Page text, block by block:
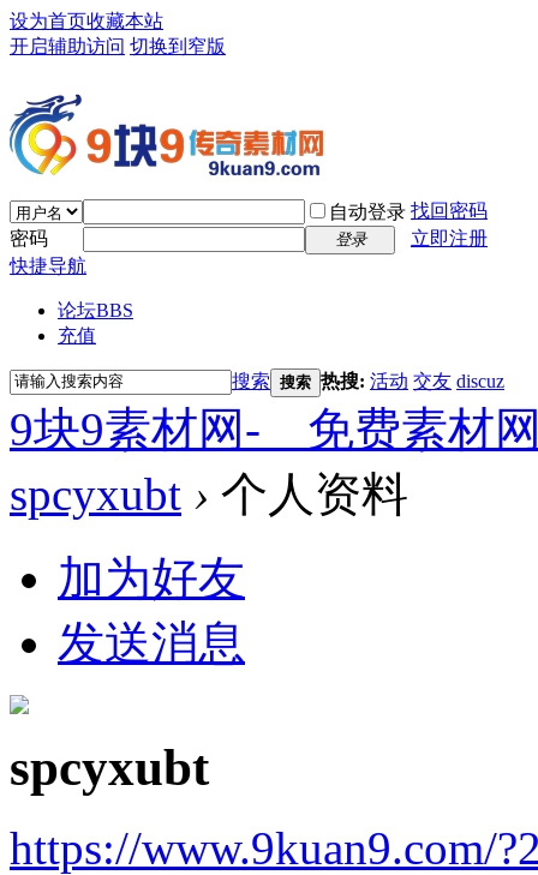
设为首页收藏本站
开启辅助访问 切换到窄版
自动登录 找回密码
密码
登录
立即注册
快捷导航
论坛BBS
充值
搜索 搜索 热搜: 活动 交友 discuz
9块9素材网-＿免费素材
spcyxubt › 个人资料
加为好友
发送消息
spcyxubt
https://www.9kuan9.com/